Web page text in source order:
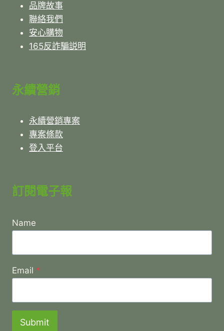
品牌故事
聯絡我們
安心購物
165反詐騙説明
永續營銷
永續營銷專案
專案條款
登入平台
訂閱電子報
Name
Email *
Submit